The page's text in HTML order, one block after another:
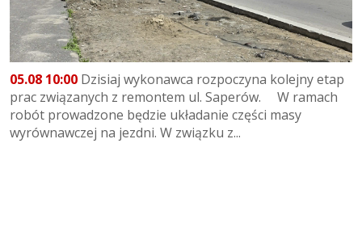
05.08 10:00 Dzisiaj wykonawca rozpoczyna kolejny etap
prac związanych z remontem ul. Saperów. W ramach
robót prowadzone będzie układanie części masy
wyrównawczej na jezdni. W związku z...